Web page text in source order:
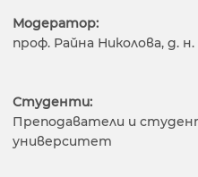
Модератор:
проф. Райна Николова, д. н.
Студенти:
Преподаватели и
университет